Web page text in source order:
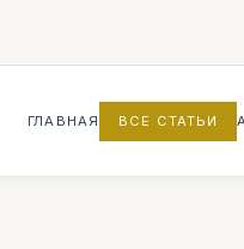
ГЛАВНАЯ ВСЕ СТАТЬИ